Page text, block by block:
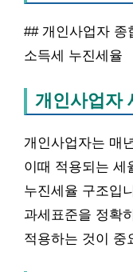
## 개인사업자 종
소득세 누진세율
개인사업자
개인사업자는 매
이때 적용되는 세
누진세율 구조입
과세표준을 정확
적용하는 것이 중